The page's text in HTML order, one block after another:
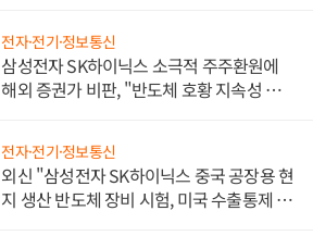
전자·전기·정보통신
삼성전자 SK하이닉스 소극적 주주환원에
해외 증권가 비판, "반도체 호황 지속성 의
전자·전기·정보통신
외신 "삼성전자 SK하이닉스 중국 공장용 현
지 생산 반도체 장비 시험, 미국 수출통제 대